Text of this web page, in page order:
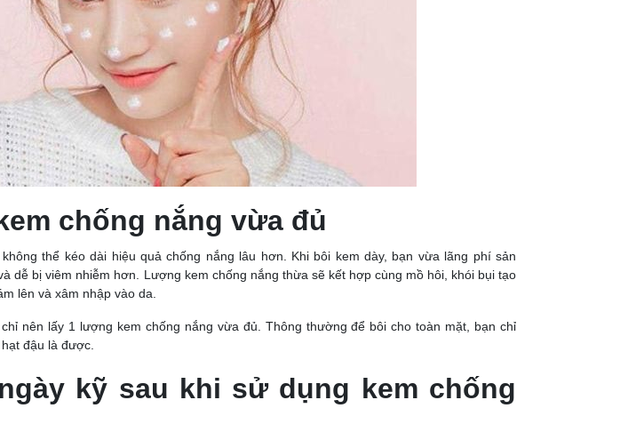
chống nắng vừa đủ
thể kéo dài hiệu quả chống nắng lâu hơn. Khi bôi kem dày, bạn vừa lãng phí sản
dễ bị viêm nhiễm hơn. Lượng kem chống nắng thừa sẽ kết hợp cùng mồ hôi, khói bụi tạo
lên và xâm nhập vào da.
nên lấy 1 lượng kem chống nắng vừa đủ. Thông thường để bôi cho toàn mặt, bạn chỉ
đậu là được.
kỹ sau khi sử dụng kem chống